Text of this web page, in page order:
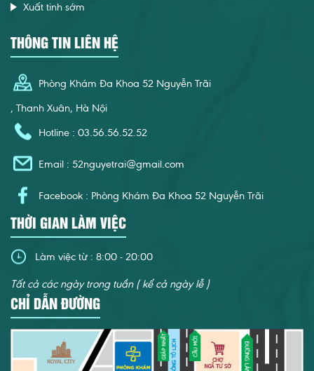
Xuất tinh sớm
THÔNG TIN LIÊN HỆ
Phòng Khám Đa Khoa 52 Nguyễn Trãi
, Thanh Xuân, Hà Nội
Hotline : 03.56.56.52.52
Email : 52nguyetrai@gmail.com
Facebook : Phòng Khám Đa Khoa 52 Nguyễn Trãi
THỜI GIAN LÀM VIỆC
Làm việc từ : 8:00 - 20:00
Tất cả các ngày trong tuần ( kể cả ngày lễ )
CHỈ DẪN ĐƯỜNG